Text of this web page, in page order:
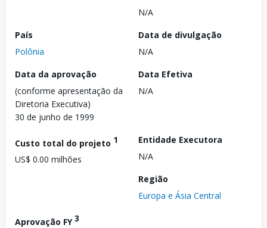
N/A
País
Polônia
Data de divulgação
N/A
Data da aprovação
(conforme apresentação da
Diretoria Executiva)
30 de junho de 1999
Data Efetiva
N/A
Custo total do projeto 1
US$ 0.00 milhões
Entidade Executora
N/A
Região
Europa e Ásia Central
Aprovação FY3